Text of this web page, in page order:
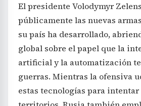
El presidente Volodymyr
públicamente las nuevas
su país ha desarrollado,
global sobre el papel que la
artificial y la automatización
guerras. Mientras la ofensiva
estas tecnologías para